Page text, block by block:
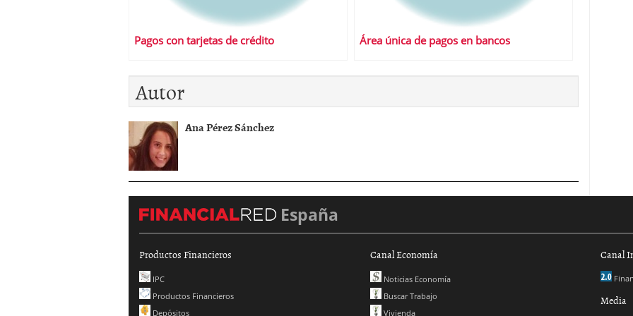
Pagos con tarjetas de crédito Área única de pagos en bancos
Autor
Ana Pérez Sánchez
España
Productos Financieros
IPC
Productos Financieros
Depósitos
Canal Economía
Noticias Economía
Buscar Trabajo
Vivienda
Canal
Media